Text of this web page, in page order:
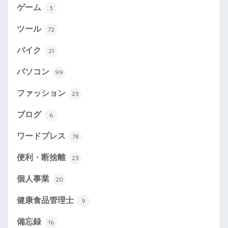
ゲーム 3
ツール 72
バイク 21
パソコン 99
ファッション 23
ブログ 6
ワードプレス 78
便利・断捨離 23
個人事業 20
健康食品管理士 9
備忘録 16